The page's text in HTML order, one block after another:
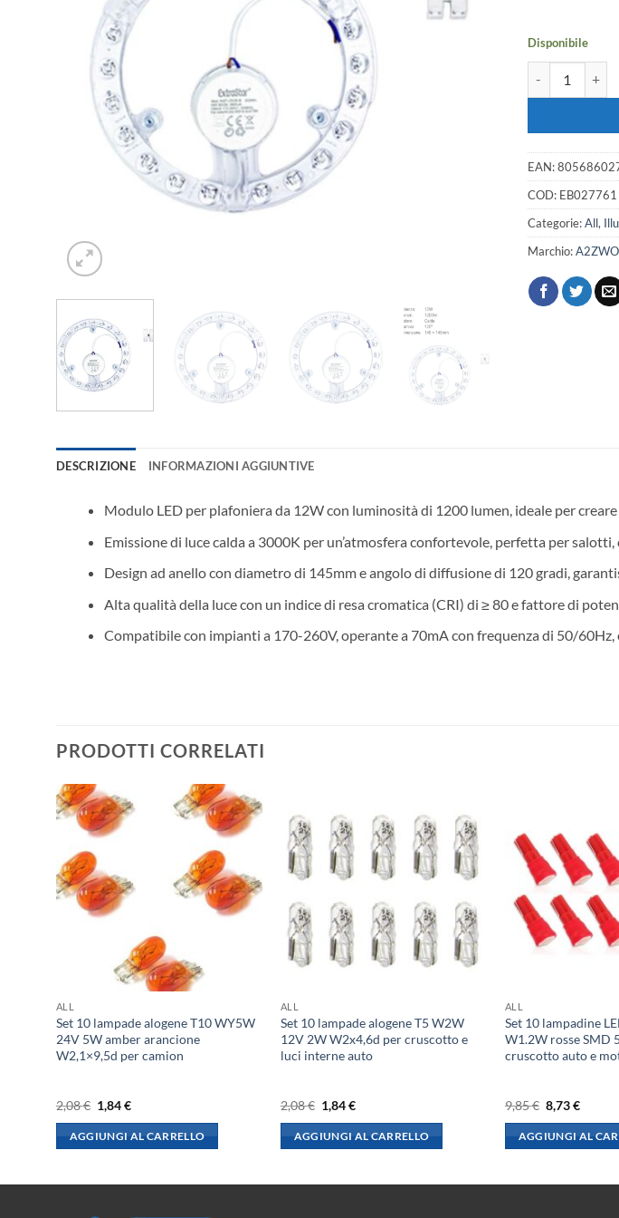
Disponibile
EAN:
COD: EB027761
Categorie:All,
Marchio:
DESCRIZIONE INFORMAZIONI AGGIUNTIVE
Modulo LED per plafoniera da 12W con luminosità di 1200 lumen, ideale per
Emissione di luce calda a 3000K per un’atmosfera confortevole, perfetta per salotti,
Design ad anello con diametro di 145mm e angolo di diffusione di 120 gradi,
Alta qualità della luce con un indice di resa cromatica (CRI) di ≥ 80 e fattore di
Compatibile con impianti a 170-260V, operante a 70mA con frequenza di 50/
PRODOTTI CORRELATI
ALL
Set 10 lampade alogene T10 WY5W
24V 5W amber arancione
W2,1×9,5d per camion
2,08€ Il
prezzo
originale
era:
1,84€Il
attuale
è:
AGGIUNGI AL CARRELLO
ALL
Set 10 lampade alogene T5 W2W
12V 2W W2x4,6d per cruscotto e
luci interne auto
2,08€ Il
prezzo
originale
era:
1,84€Il
attuale
è:
AGGIUNGI AL CARRELLO
ALL
Set 10 lampadine
W1.2W rosse SMD
cruscotto auto e
9,85€ Il
prezzo
originale
era:
8,73€Il
attuale
è:
AGGIUNGI AL